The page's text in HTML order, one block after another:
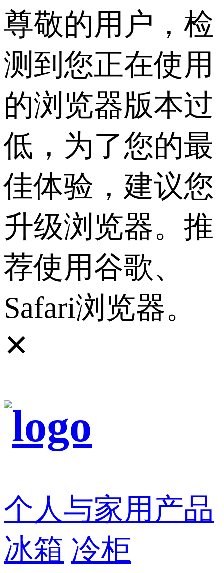
尊敬的用户，检
测到您正在使用
的浏览器版本过
低，为了您的最
佳体验，建议您
升级浏览器。推
荐使用谷歌、
Safari浏览器。
✕
个人与家用产品
冰箱 冷柜